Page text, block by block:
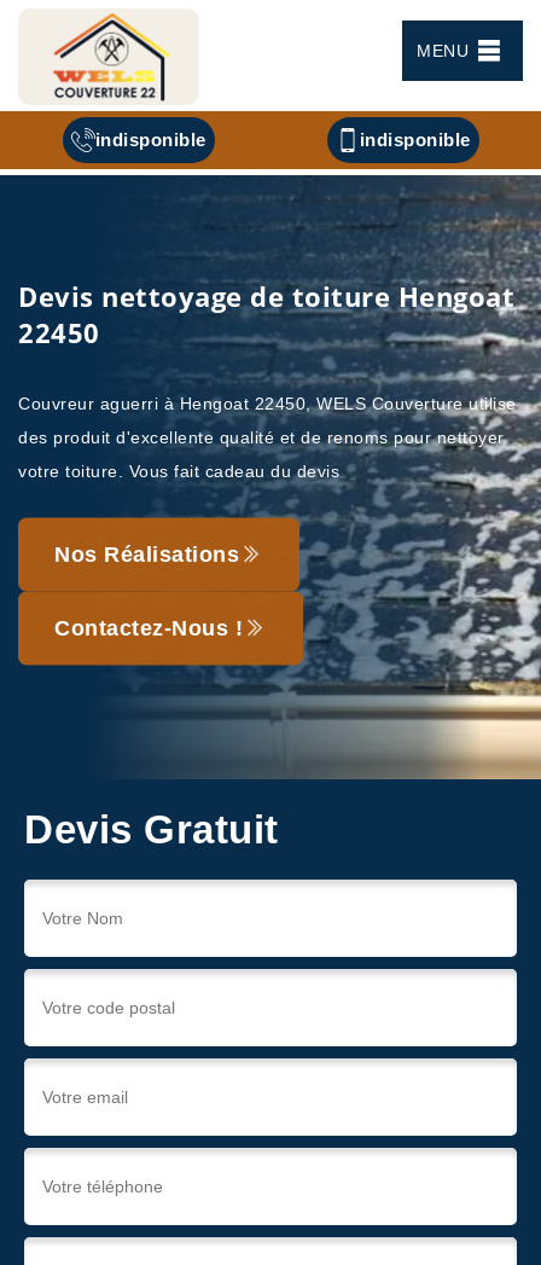
MENU
indisponible indisponible
Devis nettoyage de toiture Hengoat
22450
Couvreur aguerri à Hengoat 22450, WELS Couverture utilise
des produit d'excellente qualité et de renoms pour nettoyer
votre toiture. Vous fait cadeau du devis
Nos Réalisations
Contactez-Nous !
Devis Gratuit